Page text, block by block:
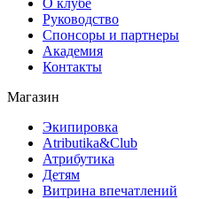
Руководство
Спонсоры и партнеры
Академия
Контакты
Магазин
Экипировка
Atributika&Club
Атрибутика
Детям
Витрина впечатлений